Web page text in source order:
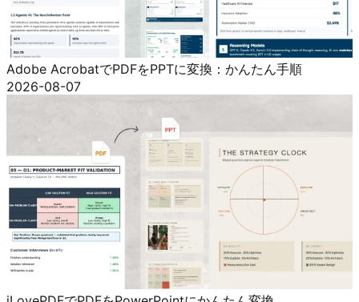
Adobe AcrobatでPDFをPPTに変換：かんたん手順
2026-08-07